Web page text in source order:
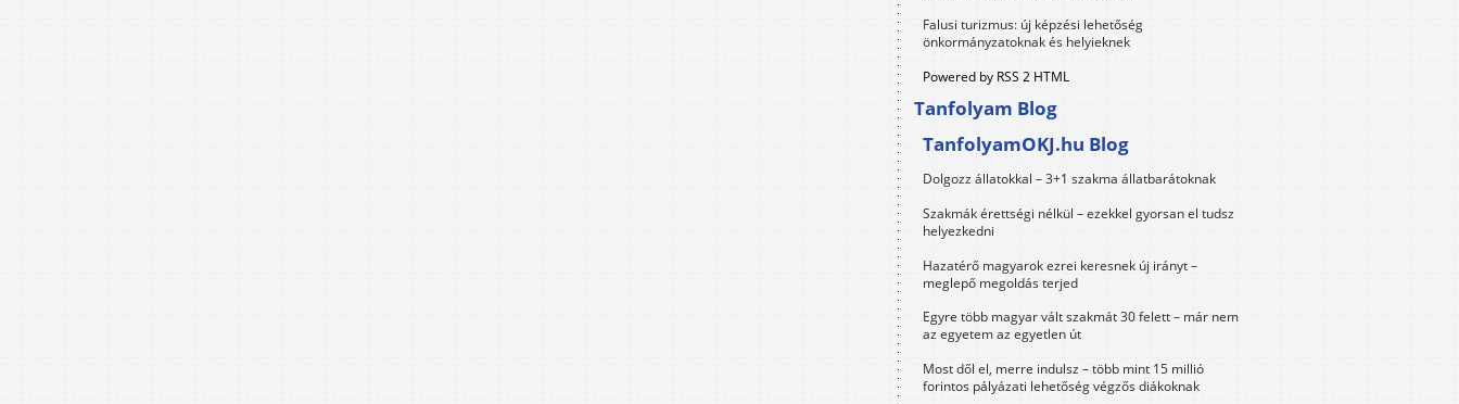
Falusi turizmus: új képzési lehetőség
önkormányzatoknak és helyieknek
Powered by RSS 2 HTML
Tanfolyam Blog
TanfolyamOKJ.hu Blog
Dolgozz állatokkal – 3+1 szakma állatbarátoknak
Szakmák érettségi nélkül – ezekkel gyorsan el tudsz
helyezkedni
Hazatérő magyarok ezrei keresnek új irányt –
meglepő megoldás terjed
Egyre több magyar vált szakmát 30 felett – már nem
az egyetem az egyetlen út
Most dől el, merre indulsz – több mint 15 millió
forintos pályázati lehetőség végzős diákoknak